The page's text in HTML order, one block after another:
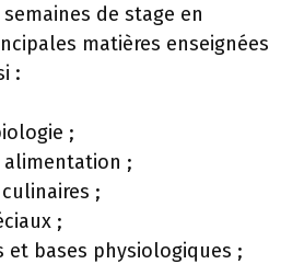
de stage en
matières enseignées
:
;
;
;
;
et bases physiologiques ;